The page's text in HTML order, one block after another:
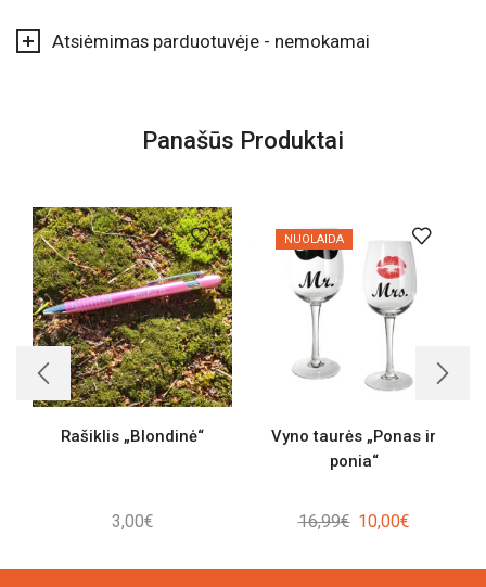
Atsiėmimas parduotuvėje - nemokamai
Panašūs Produktai
Rašiklis „Blondinė“
3,00€
NUOLAIDA
Vyno taurės „Ponas ir
ponia“
16,99€ Original
was:
10,00€Current
is: